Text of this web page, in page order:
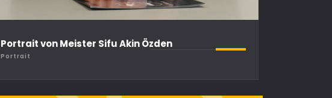
Portrait von Meister Sifu Akin Özden
Portrait